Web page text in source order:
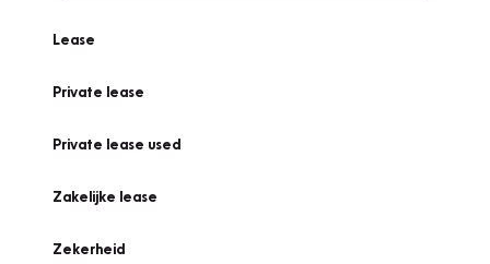
Lease
Private lease
Private lease used
Zakelijke lease
Zekerheid